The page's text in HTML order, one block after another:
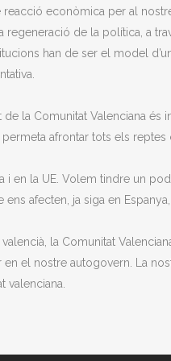
econòmica per al
de la política, a
han de ser el model
la Comunitat Valenciana és
afrontar tots els reptes
i en la UE. Volem tindre un
afecten, ja siga en
la Comunitat
en el nostre autogovern. La
valenciana.